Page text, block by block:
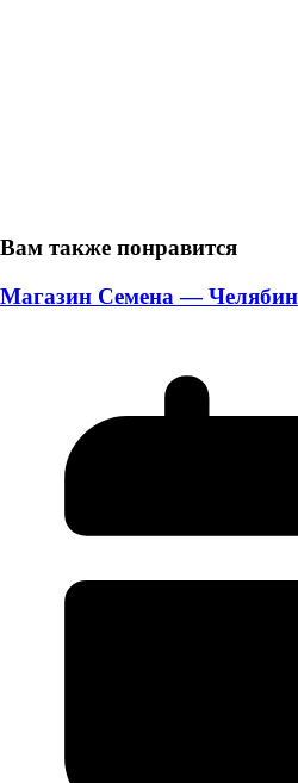
Вам также понравится
Магазин Семена —